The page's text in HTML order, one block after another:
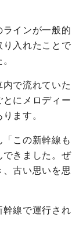
インが一般的
り入れたことで
で流れていた
にメロディー
ます。
この新幹線も
できました。ぜ
古い思いを思
線で運行され